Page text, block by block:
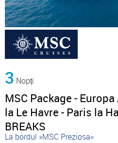
3 Nopți
MSC Package -
la Le Havre - Paris la
BREAKS
La bordul »MSC Preziosa«